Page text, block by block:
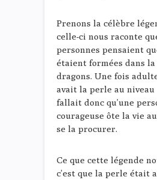
Prenons la célèbre
celle-ci nous raconte
personnes pensaient
étaient formées dans la
dragons. Une fois
avait la perle au niveau
fallait donc qu’une
courageuse ôte la vie
se la procurer.
Ce que cette légende
c’est que la perle était